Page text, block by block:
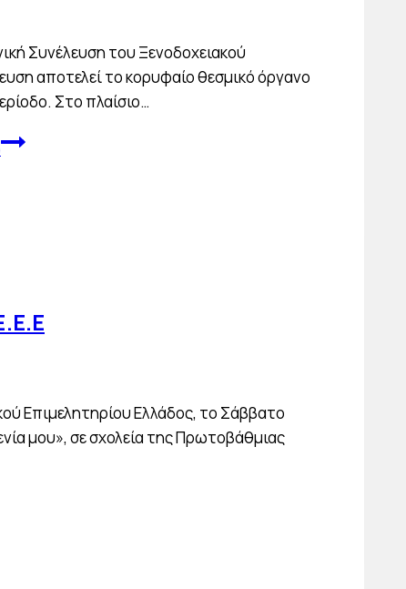
Συνέλευση του Ξενοδοχειακού
αποτελεί το κορυφαίο θεσμικό όργανο
Στο πλαίσιο…
Επιμελητηρίου Ελλάδος, το Σάββατο
μου», σε σχολεία της Πρωτοβάθμιας